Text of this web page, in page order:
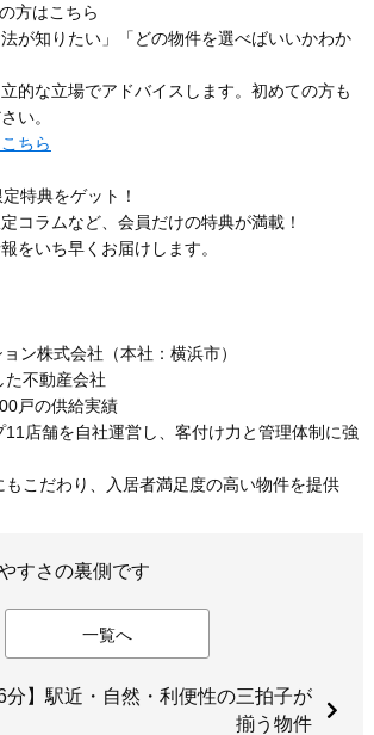
方はこちら
法が知りたい」「どの物件を選べばいいかわか
的な立場でアドバイスします。初めての方も
い。
ちら
特典をゲット！
コラムなど、会員だけの特典が満載！
をいち早くお届けします。
ン株式会社（本社：横浜市）
た不動産会社
戸の供給実績
11店舗を自社運営し、客付け力と管理体制に強
もこだわり、入居者満足度の高い物件を提供
すさの裏側です
一覧へ
分】駅近・自然・利便性の三拍子が
揃う物件